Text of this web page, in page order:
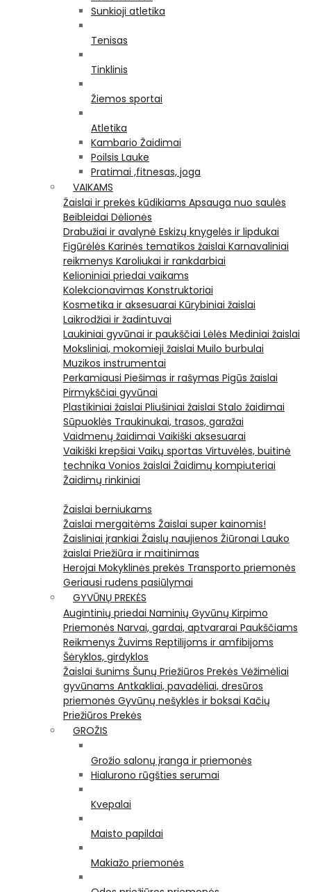
Sunkioji atletika
Tenisas
Tinklinis
Žiemos sportai
Atletika
Kambario Žaidimai
Poilsis Lauke
Pratimai ,fitnesas, joga
VAIKAMS
Žaislai ir prekės kūdikiams Apsauga nuo saulės
Beibleidai Dėlionės
Drabužiai ir avalynė Eskizų knygelės ir lipdukai
Figūrėlės Karinės tematikos žaislai Karnavaliniai
reikmenys Karoliukai ir rankdarbiai
Kelioniniai priedai vaikams
Kolekcionavimas Konstruktoriai
Kosmetika ir aksesuarai Kūrybiniai žaislai
Laikrodžiai ir žadintuvai
Laukiniai gyvūnai ir paukščiai Lėlės Mediniai žaislai
Moksliniai, mokomieji žaislai Muilo burbulai
Muzikos instrumentai
Perkamiausi Piešimas ir rašymas Pigūs žaislai
Pirmykščiai gyvūnai
Plastikiniai žaislai Pliušiniai žaislai Stalo žaidimai
Sūpuoklės Traukinukai, trasos, garažai
Vaidmenų žaidimai Vaikiški aksesuarai
Vaikiški krepšiai Vaikų sportas Virtuvėlės, buitinė
technika Vonios žaislai Žaidimų kompiuteriai
Žaidimų rinkiniai
Žaislai berniukams
Žaislai mergaitėms Žaislai super kainomis!
Žaisliniai įrankiai Žaislų naujienos Žiūronai Lauko
žaislai Priežiūra ir maitinimas
Herojai Mokyklinės prekės Transporto priemonės
Geriausi rudens pasiūlymai
GYVŪNŲ PREKĖS
Augintinių priedai Naminių Gyvūnų Kirpimo
Priemonės Narvai, gardai, aptvararai Paukščiams
Reikmenys Žuvims Reptilijoms ir amfibijoms
Šėryklos, girdyklos
Žaislai šunims Šunų Priežiūros Prekės Vėžimėliai
gyvūnams Antkakliai, pavadėliai, dresūros
priemonės Gyvūnų nešyklės ir boksai Kačių
Priežiūros Prekės
GROŽIS
Grožio salonų įranga ir priemonės
Hialurono rūgšties serumai
Kvepalai
Maisto papildai
Makiažo priemonės